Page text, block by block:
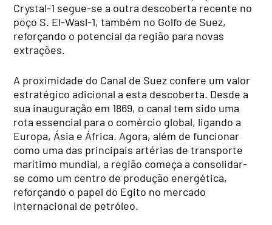
Crystal-1 segue-se a outra descoberta recente no
poço S. El-Wasl-1, também no Golfo de Suez,
reforçando o potencial da região para novas
extrações.
A proximidade do Canal de Suez confere um valor
estratégico adicional a esta descoberta. Desde a
sua inauguração em 1869, o canal tem sido uma
rota essencial para o comércio global, ligando a
Europa, Ásia e África. Agora, além de funcionar
como uma das principais artérias de transporte
marítimo mundial, a região começa a consolidar-
se como um centro de produção energética,
reforçando o papel do Egito no mercado
internacional de petróleo.